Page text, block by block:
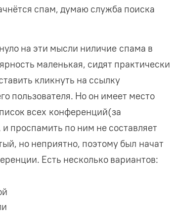
спам, думаю служба поиска
на эти мысли ниличие спама в
маленькая, сидят практически
кликнуть на ссылку
пользователя. Но он имеет место
всех конференций(за
проспамить по ним не составляет
но неприятно, поэтому был начат
Есть несколько вариантов: